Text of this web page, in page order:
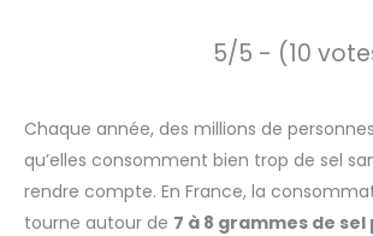
5/5 - (10
Chaque année, des millions de
qu’elles consomment bien trop de sel
rendre compte. En France, la
tourne autour de 7 à 8 grammes de